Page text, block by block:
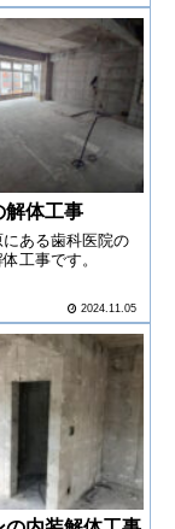
解体工事
ある歯科医院の
工事です。
2024.11.05